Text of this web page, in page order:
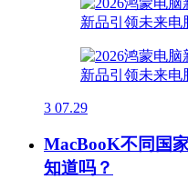
3 07.29
MacBooK不同国
知道吗？